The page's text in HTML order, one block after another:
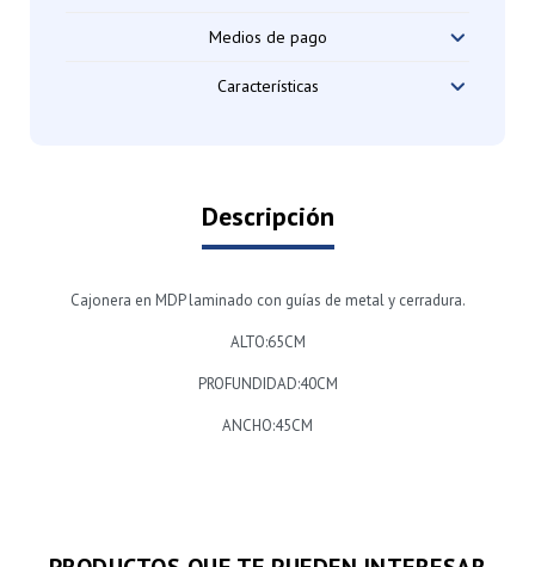
Medios de pago
Características
Descripción
Cajonera en MDP laminado con guías de metal y cerradura.
ALTO:65CM
PROFUNDIDAD:40CM
ANCHO:45CM